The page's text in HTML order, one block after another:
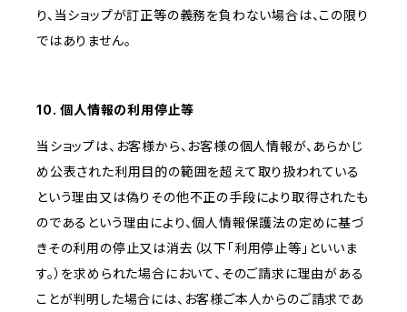
り、当ショップが訂正等の義務を負わない場合は、この限り
ではありません。
10. 個人情報の利用停止等
当ショップは、お客様から、お客様の個人情報が、あらかじ
め公表された利用目的の範囲を超えて取り扱われている
という理由又は偽りその他不正の手段により取得されたも
のであるという理由により、個人情報保護法の定めに基づ
きその利用の停止又は消去（以下「利用停止等」といいま
す。）を求められた場合において、そのご請求に理由がある
ことが判明した場合には、お客様ご本人からのご請求であ